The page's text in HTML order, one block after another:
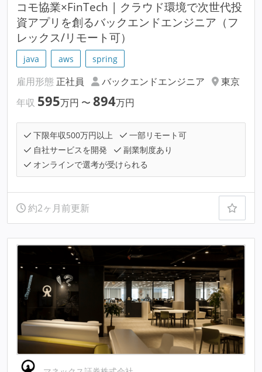
コモ協業×FinTech | クラウド環境で次世代投
資アプリを創るバックエンドエンジニア（フ
レックス/リモート可）
java aws spring
雇用形態 正社員 バックエンドエンジニア
東京
年収 595万円 〜 894万円
下限年収500万円以上
一部リモート可
自社サービスを開発
副業制度あり
オンラインで選考が受けられる
約2ヶ月前更新